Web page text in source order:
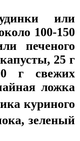
или
100-150
печеного
25 г
г свежих
ложка
куриного
зеленый